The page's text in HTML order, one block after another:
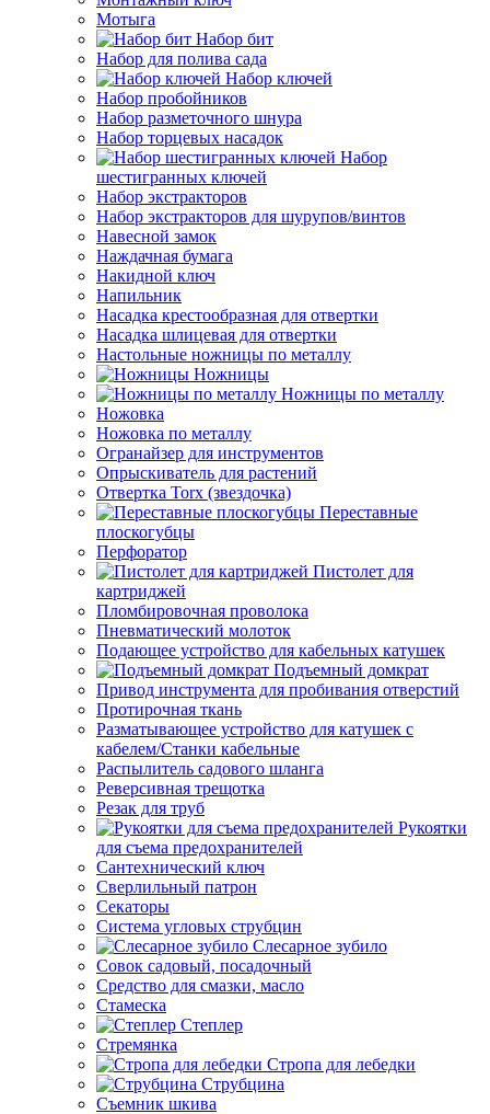
Мотыга
Набор бит
Набор для полива сада
Набор ключей
Набор пробойников
Набор разметочного шнура
Набор торцевых насадок
Набор
шестигранных ключей
Набор экстракторов
Набор экстракторов для шурупов/винтов
Навесной замок
Наждачная бумага
Накидной ключ
Напильник
Насадка крестообразная для отвертки
Насадка шлицевая для отвертки
Настольные ножницы по металлу
Ножницы
Ножницы по металлу
Ножовка
Ножовка по металлу
Огранайзер для инструментов
Опрыскиватель для растений
Отвертка Torx (звездочка)
Переставные
плоскогубцы
Перфоратор
Пистолет для
картриджей
Пломбировочная проволока
Пневматический молоток
Подающее устройство для кабельных катушек
Подъемный домкрат
Привод инструмента для пробивания отверстий
Протирочная ткань
Разматывающее устройство для катушек с
кабелем/Станки кабельные
Распылитель садового шланга
Реверсивная трещотка
Резак для труб
Рукоятки
для съема предохранителей
Сантехнический ключ
Сверлильный патрон
Секаторы
Система угловых струбцин
Слесарное зубило
Совок садовый, посадочный
Средство для смазки, масло
Стамеска
Степлер
Стремянка
Стропа для лебедки
Струбцина
Съемник шкива